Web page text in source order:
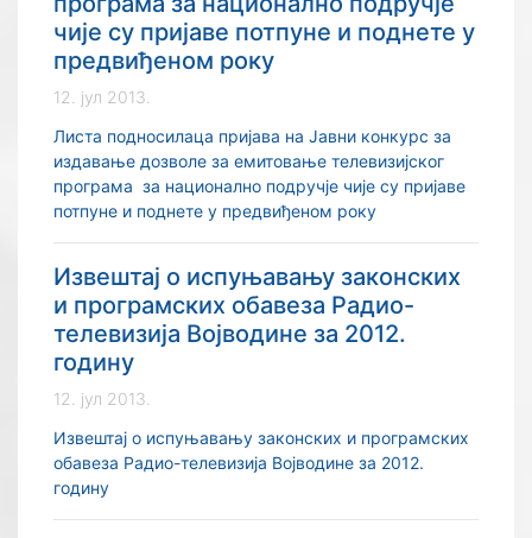
чије су пријаве потпуне и поднете у
предвиђеном року
12. јул 2013.
Листа подносилаца пријава на Јавни конкурс за
издавање дозволе за емитовање телевизијског
програма за национално подручје чије су пријаве
потпуне и поднете у предвиђеном року
Извештај о испуњавању законских
и програмских обавеза Радио-
телевизија Војводине за 2012.
годину
12. јул 2013.
Извештај о испуњавању законских и програмских
обавеза Радио-телевизија Војводине за 2012.
годину